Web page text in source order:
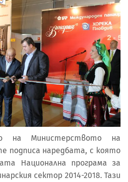
на Министерството на
подписа наредбата, с която
Национална програма за
сектор 2014-2018. Тази